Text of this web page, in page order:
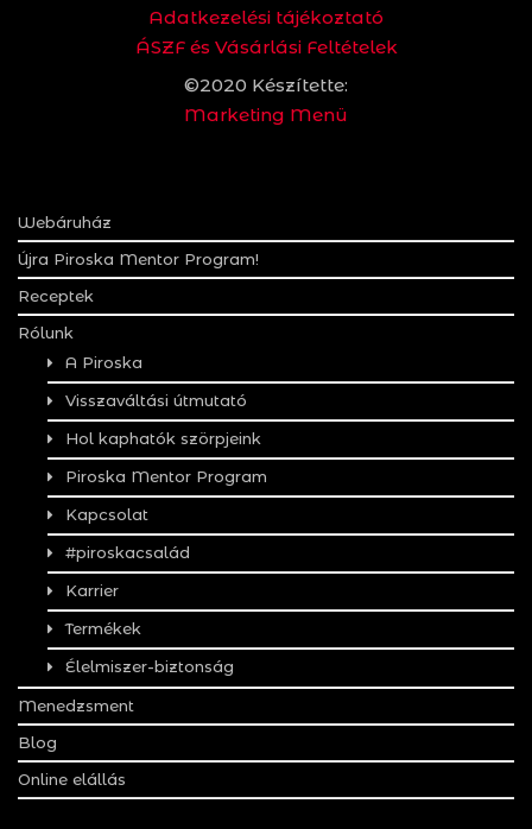
Adatkezelési tájékoztató
ÁSZF és Vásárlási Feltételek
©2020 Készítette:
Marketing Menü
Webáruház
Újra Piroska Mentor Program!
Receptek
Rólunk
A Piroska
Visszaváltási útmutató
Hol kaphatók szörpjeink
Piroska Mentor Program
Kapcsolat
#piroskacsalád
Karrier
Termékek
Élelmiszer-biztonság
Menedzsment
Blog
Online elállás